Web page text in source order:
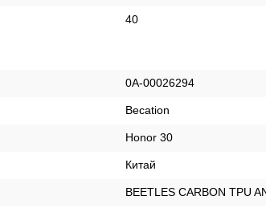
40
0А-00026294
Becation
Honor 30
Китай
BEETLES CARBON TPU